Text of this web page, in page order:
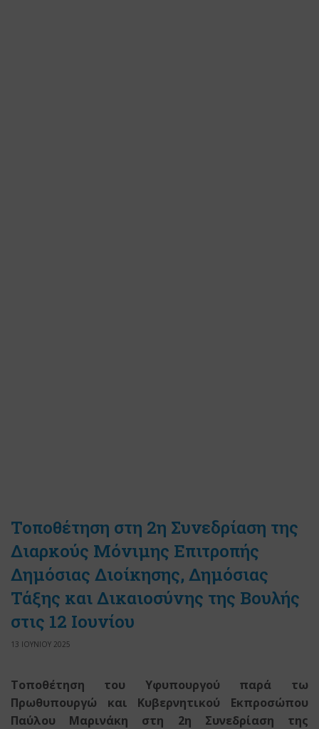
Τοποθέτηση στη 2η Συνεδρίαση της
Διαρκούς Μόνιμης Επιτροπής
Δημόσιας Διοίκησης, Δημόσιας
Τάξης και Δικαιοσύνης της Βουλής
στις 12 Ιουνίου
13 ΙΟΥΝΙΟΥ 2025
Τοποθέτηση του Υφυπουργού παρά τω
Πρωθυπουργώ και Κυβερνητικού Εκπροσώπου
Παύλου Μαρινάκη στη 2η Συνεδρίαση της